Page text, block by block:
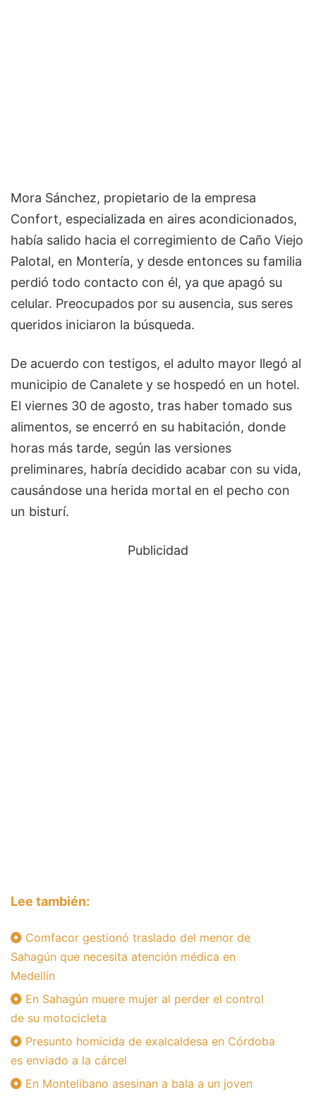
Mora Sánchez, propietario de la empresa
Confort, especializada en aires acondicionados,
había salido hacia el corregimiento de Caño Viejo
Palotal, en Montería, y desde entonces su familia
perdió todo contacto con él, ya que apagó su
celular. Preocupados por su ausencia, sus seres
queridos iniciaron la búsqueda.
De acuerdo con testigos, el adulto mayor llegó al
municipio de Canalete y se hospedó en un hotel.
El viernes 30 de agosto, tras haber tomado sus
alimentos, se encerró en su habitación, donde
horas más tarde, según las versiones
preliminares, habría decidido acabar con su vida,
causándose una herida mortal en el pecho con
un bisturí.
Publicidad
Lee también:
Comfacor gestionó traslado del menor de
Sahagún que necesita atención médica en
Medellín
En Sahagún muere mujer al perder el control
de su motocicleta
Presunto homicida de exalcaldesa en Córdoba
es enviado a la cárcel
En Montelibano asesinan a bala a un joven